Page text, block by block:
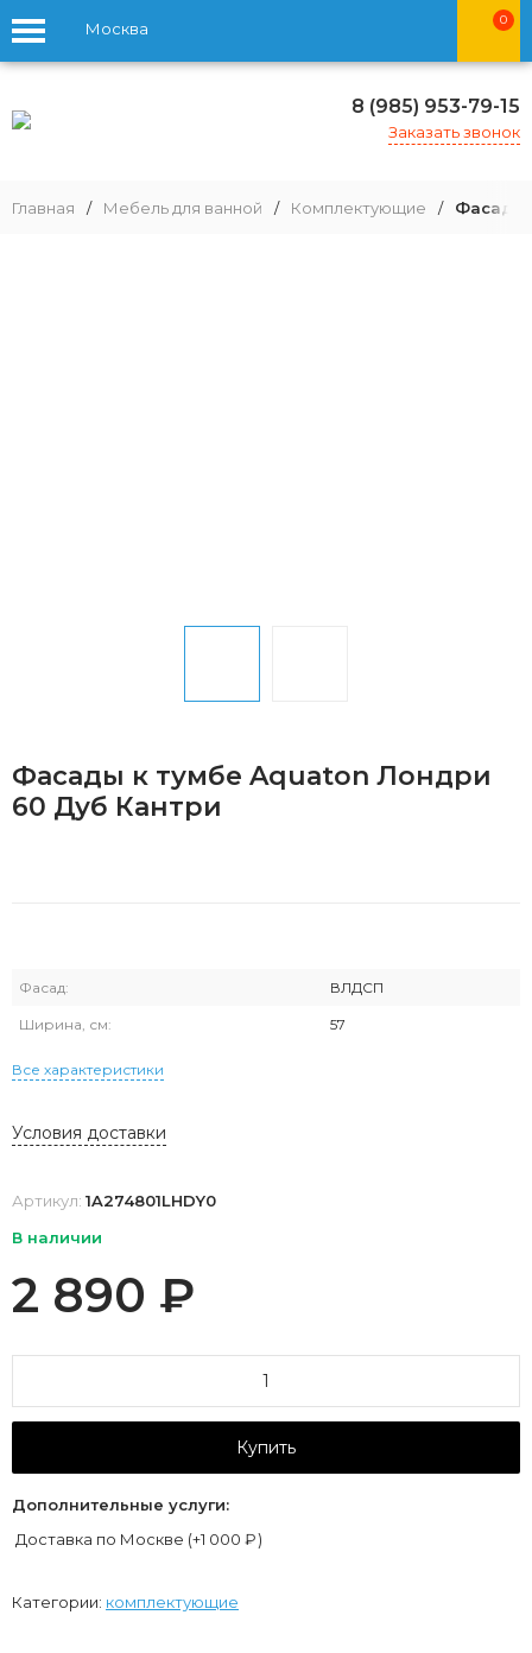
Москва 0
8 (985) 953-79-15
Заказать звонок
Главная / Мебель для ванной / Комплектующие / Фасады
Фасады к тумбе Aquaton Лондри
60 Дуб Кантри
Фасад: ВЛДСП
Ширина, см: 57
Все характеристики
Условия доставки
Артикул: 1A274801LHDY0
В наличии
2 890 ₽
Купить
Дополнительные услуги:
Доставка по Москве (+1 000 ₽)
Категории: комплектующие